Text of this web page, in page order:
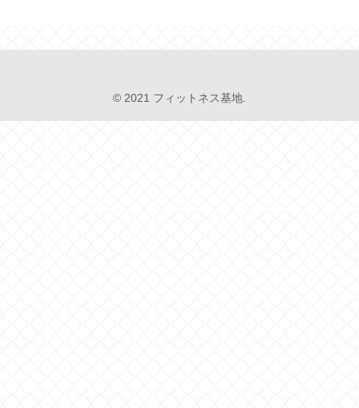
© 2021 フィットネス基地.